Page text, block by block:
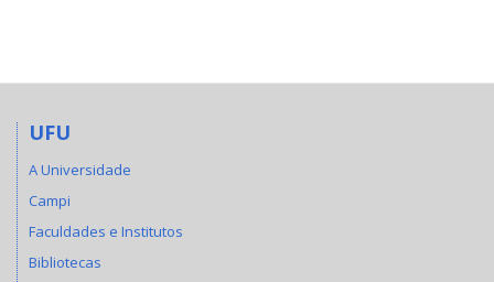
UFU
A Universidade
Campi
Faculdades e Institutos
Bibliotecas